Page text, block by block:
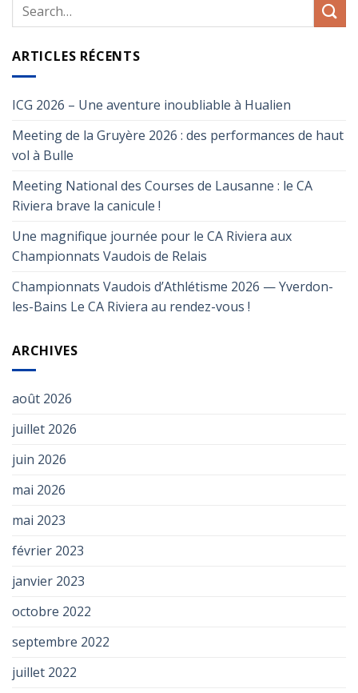
ARTICLES RÉCENTS
ICG 2026 – Une aventure inoubliable à Hualien
Meeting de la Gruyère 2026 : des performances de haut
vol à Bulle
Meeting National des Courses de Lausanne : le CA
Riviera brave la canicule !
Une magnifique journée pour le CA Riviera aux
Championnats Vaudois de Relais
Championnats Vaudois d’Athlétisme 2026 — Yverdon-
les-Bains Le CA Riviera au rendez-vous !
ARCHIVES
août 2026
juillet 2026
juin 2026
mai 2026
mai 2023
février 2023
janvier 2023
octobre 2022
septembre 2022
juillet 2022